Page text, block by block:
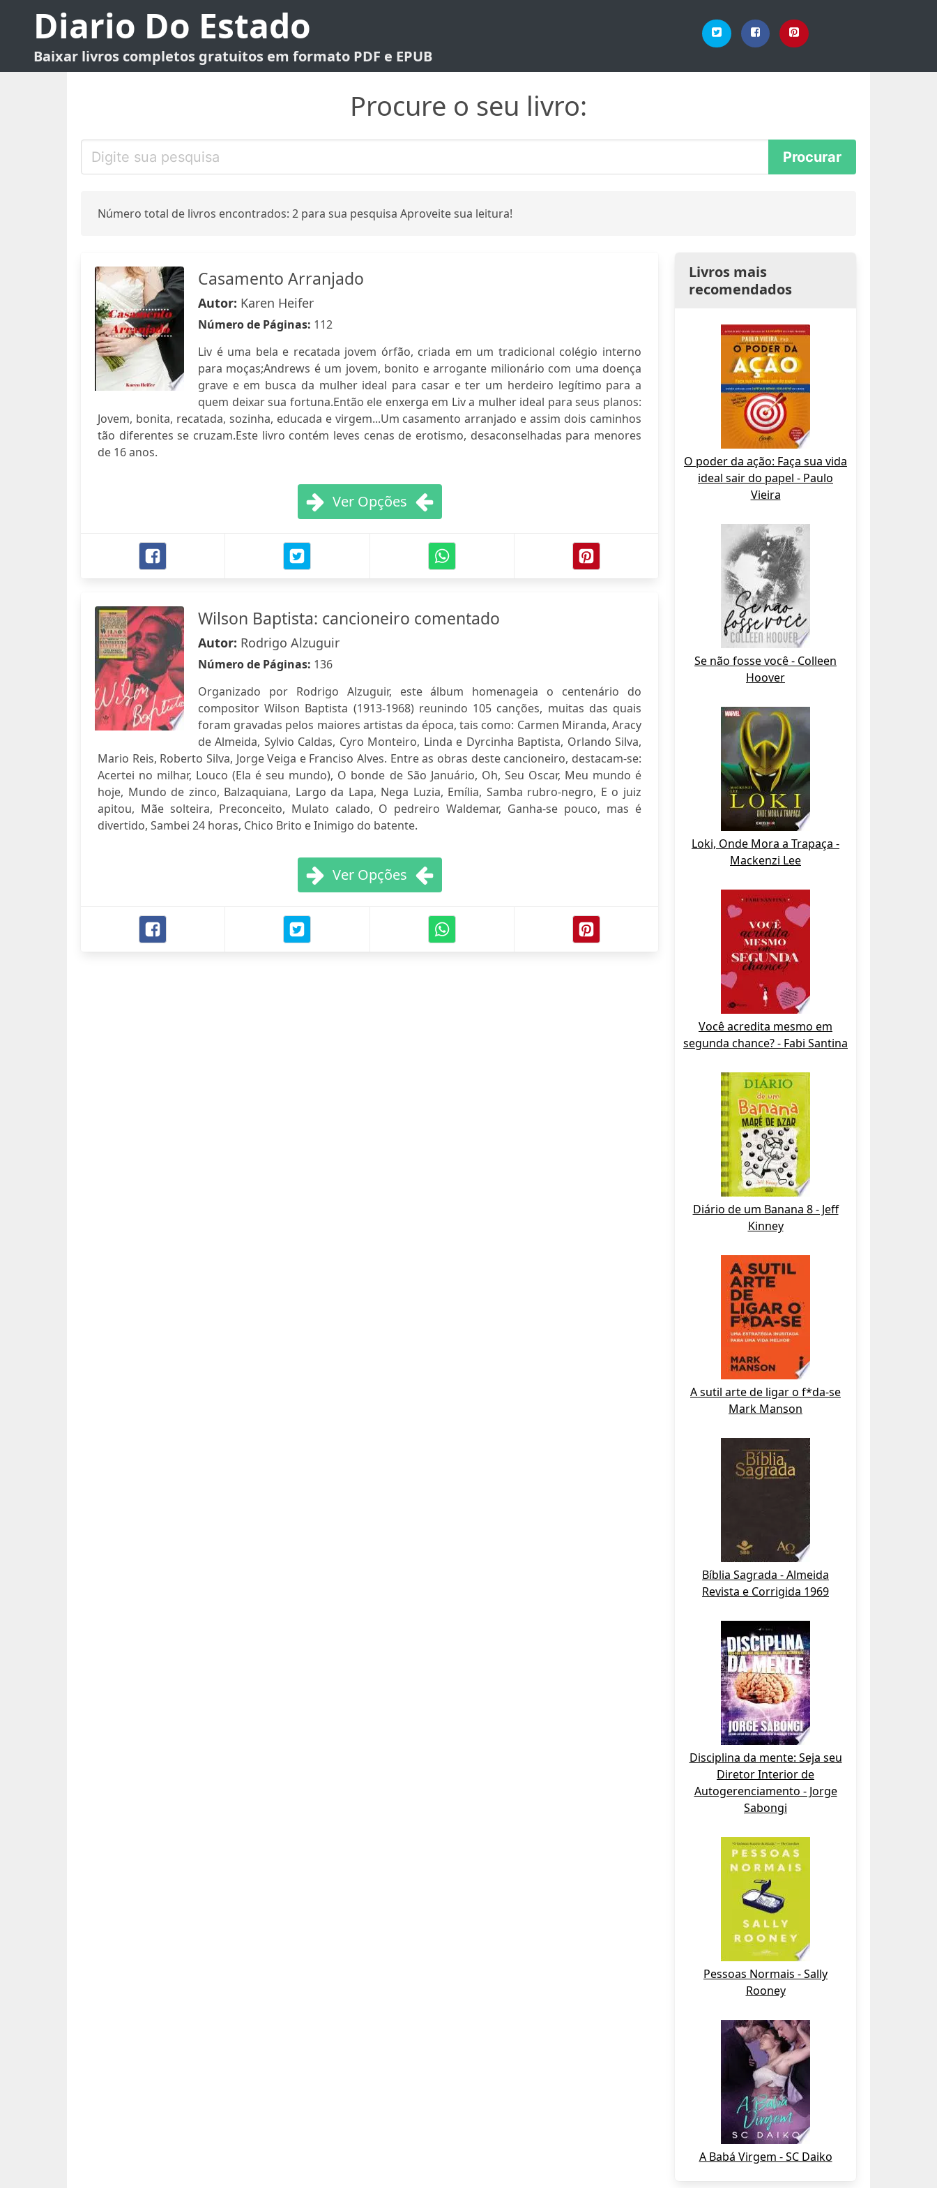
Diario Do Estado
Baixar livros completos gratuitos em formato PDF e EPUB
Procure o seu livro:
Número total de livros encontrados: 2 para sua pesquisa Aproveite sua leitura!
Casamento Arranjado
Autor: Karen Heifer
Número de Páginas: 112
Liv é uma bela e recatada jovem órfão, criada em um tradicional colégio interno
para moças;Andrews é um jovem, bonito e arrogante milionário com uma doença
grave e em busca da mulher ideal para casar e ter um herdeiro legítimo para a
quem deixar sua fortuna.Então ele enxerga em Liv a mulher ideal para seus planos:
Jovem, bonita, recatada, sozinha, educada e virgem...Um casamento arranjado e assim dois caminhos
tão diferentes se cruzam.Este livro contém leves cenas de erotismo, desaconselhadas para menores
de 16 anos.
Ver Opções
Wilson Baptista: cancioneiro comentado
Autor: Rodrigo Alzuguir
Número de Páginas: 136
Organizado por Rodrigo Alzuguir, este álbum homenageia o centenário do
compositor Wilson Baptista (1913-1968) reunindo 105 canções, muitas das quais
foram gravadas pelos maiores artistas da época, tais como: Carmen Miranda, Aracy
de Almeida, Sylvio Caldas, Cyro Monteiro, Linda e Dyrcinha Baptista, Orlando Silva,
Mario Reis, Roberto Silva, Jorge Veiga e Franciso Alves. Entre as obras deste cancioneiro, destacam-se:
Acertei no milhar, Louco (Ela é seu mundo), O bonde de São Januário, Oh, Seu Oscar, Meu mundo é
hoje, Mundo de zinco, Balzaquiana, Largo da Lapa, Nega Luzia, Emília, Samba rubro-negro, E o juiz
apitou, Mãe solteira, Preconceito, Mulato calado, O pedreiro Waldemar, Ganha-se pouco, mas é
divertido, Sambei 24 horas, Chico Brito e Inimigo do batente.
Ver Opções
Livros mais
recomendados
O poder da ação: Faça sua vida
ideal sair do papel - Paulo
Vieira
Se não fosse você - Colleen
Hoover
Loki, Onde Mora a Trapaça -
Mackenzi Lee
Você acredita mesmo em
segunda chance? - Fabi Santina
Diário de um Banana 8 - Jeff
Kinney
A sutil arte de ligar o f*da-se
Mark Manson
Bíblia Sagrada - Almeida
Revista e Corrigida 1969
Disciplina da mente: Seja seu
Diretor Interior de
Autogerenciamento - Jorge
Sabongi
Pessoas Normais - Sally
Rooney
A Babá Virgem - SC Daiko